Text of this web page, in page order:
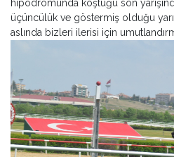
hipodromunda koştuğu son
üçüncülük ve göstermiş olduğu
aslında bizleri ilerisi için